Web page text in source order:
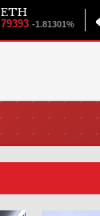
ETH
79393 -1.81301%